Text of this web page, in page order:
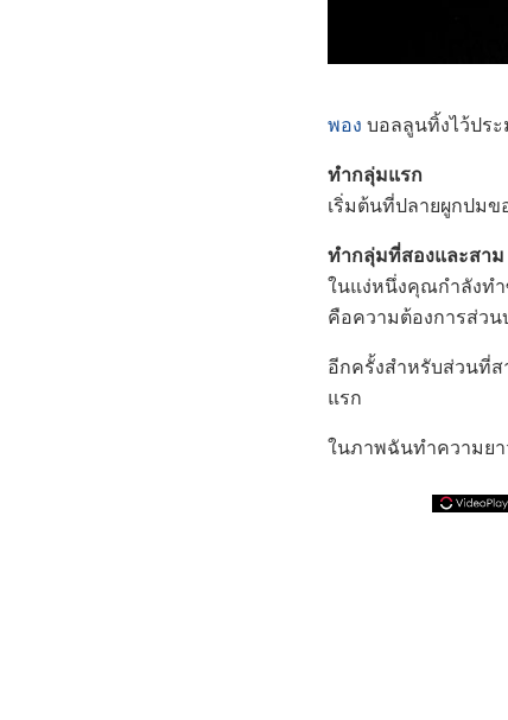
พอง บอลลูนทิ้งไว้ปร
ทำกลุ่มแรก
เริ่มต้นที่ปลายผูกปม
ทำกลุ่มที่สองและสาม
ในแง่หนึ่งคุณกำลังท
คือความต้องการส่ว
อีกครั้งสำหรับส่วนที่
แรก
ในภาพฉันทำความย